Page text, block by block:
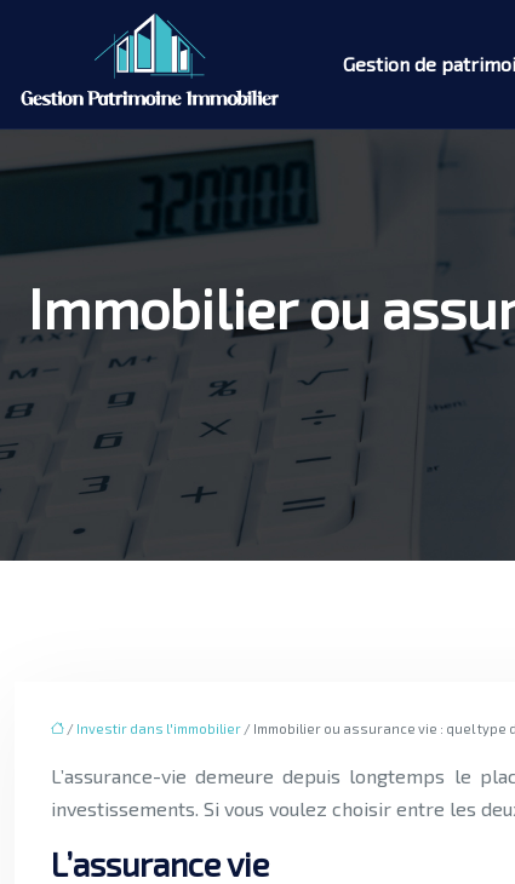
Gestion de
Immobilier ou
/ Investir dans l'immobilier / Immobilier ou assurance vie : quel type
L’assurance-vie demeure depuis longtemps le placement préféré des Français. Mais, l’immobilier est également très apprécié. Il est possible de combiner ces deux
investissements. Si vous voulez choisir entre les
L’assurance vie